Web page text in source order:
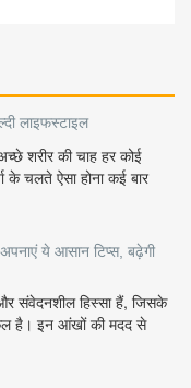
लाइफस्टाइल
शरीर की चाह हर कोई
के चलते ऐसा होना कई बार
ये आसान टिप्स, बढ़ेगी
संवेदनशील हिस्सा हैं, जिसके
है। इन आंखों की मदद से